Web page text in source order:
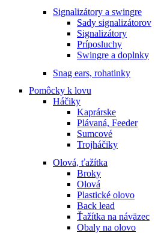
Signalizátory a swingre
Sady signalizátorov
Signalizátory
Príposluchy
Swingre a doplnky
Snag ears, rohatinky
Pomôcky k lovu
Háčiky
Kaprárske
Plávaná, Feeder
Sumcové
Trojháčiky
Olová, ťažítka
Broky
Olová
Plastické olovo
Back lead
Ťažítka na náväzec
Obaly na olovo